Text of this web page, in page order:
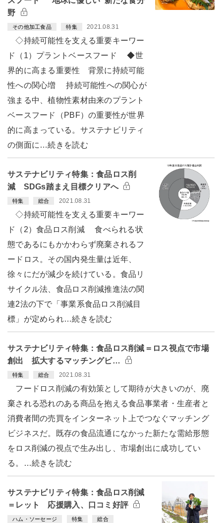
野
その他加工食品 特集 2021.08.31
◇持続可能性を支える重要キーワー
ド（1）プラントベースフード ◆世
界的に高まる重要性 背景に持続可能
性への関心増 持続可能性への関心が
強まる中、植物性素材由来のプラント
ベースフード（PBF）の重要性が世界
的に高まっている。サステナビリティ
の側面に…続きを読む
サステナビリティ特集：食品ロス削
減 SDGs踏まえ目標クリアへ
特集 総合 2021.08.31
◇持続可能性を支える重要キーワー
ド（2）食品ロス削減 食べられる状
態であるにもかかわらず廃棄されるフ
ードロス。その国内発生量は近年、
徐々にだが減少を続けている。食品リ
サイクル法、食品ロス削減推進法の関
連2法の下で「事業系食品ロス削減目
標」が定められ…続きを読む
サステナビリティ特集：食品ロス削減＝ロス視点で市場
創出 拡大するマッチングビ…
特集 総合 2021.08.31
フードロス削減の有効策として期待が大きいのが、廃
棄される恐れのある商品を抱える食品事業者・生産者と
消費者間の売買をインターネット上でつなぐマッチング
ビジネスだ。既存の食品流通になかった新たな需給形態
をロス削減の視点で生み出し、市場創出に成功してい
る。…続きを読む
サステナビリティ特集：食品ロス削減
＝レット 応援購入、口コミ好評
ハム・ソーセージ 特集 総合